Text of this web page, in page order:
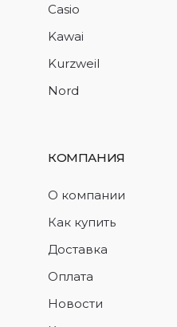
Casio
Kawai
Kurzweil
Nord
КОМПАНИЯ
О компании
Как купить
Доставка
Оплата
Новости